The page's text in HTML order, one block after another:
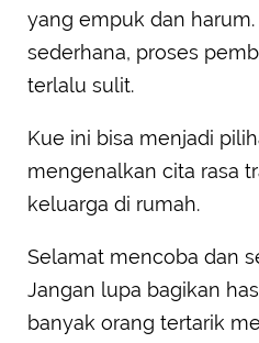
yang empuk dan
sederhana, proses
terlalu sulit.
Kue ini bisa menjadi
mengenalkan cita rasa
keluarga di rumah.
Selamat mencoba dan
Jangan lupa bagikan
banyak orang tertarik